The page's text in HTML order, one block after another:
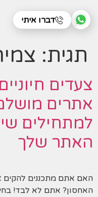
דברו איתי
תגית:
צעדים
אתרים
למתחילים
האתר שלך
האם אתם מתכננים להקים
האחסון? אתם לא לבד!